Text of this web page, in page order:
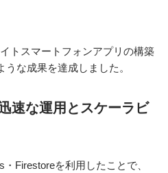
トスマートフォンアプリの構築
な成果を達成しました。
速な運用とスケーラビ
Firestoreを利用したことで、